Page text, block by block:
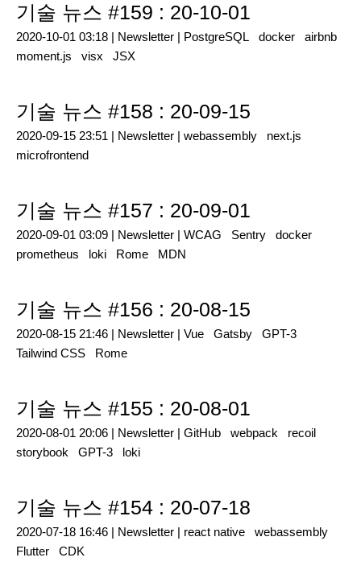
기술 뉴스 #159 : 20-10-01
2020-10-01 03:18 | Newsletter | PostgreSQL docker
airbnb
moment.js
visx JSX
기술 뉴스 #158 : 20-09-15
2020-09-15 23:51 | Newsletter | webassembly
next.js
microfrontend
기술 뉴스 #157 : 20-09-01
2020-09-01 03:09 | Newsletter | WCAG Sentry
docker
prometheus
loki Rome MDN
기술 뉴스 #156 : 20-08-15
2020-08-15 21:46 | Newsletter | Vue Gatsby
GPT-3
Tailwind CSS
Rome
기술 뉴스 #155 : 20-08-01
2020-08-01 20:06 | Newsletter | GitHub webpack
recoil
storybook
GPT-3 loki
기술 뉴스 #154 : 20-07-18
2020-07-18 16:46 | Newsletter | react native
webassembly
Flutter
CDK